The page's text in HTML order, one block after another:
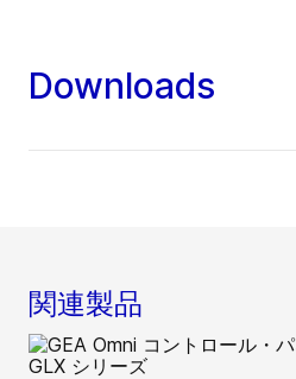
Downloads
関連製品